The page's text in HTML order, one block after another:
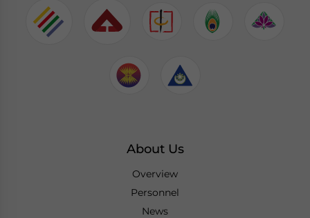
About Us
Overview
Personnel
News